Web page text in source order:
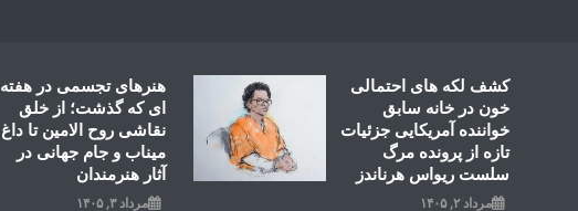
هنرهای تجسمی در هفته
ای که گذشت؛ از خلق
نقاشی روح الامین تا داغ
میناب و جام جهانی در
آثار هنرمندان
مرداد ۳, ۱۴۰۵
کشف لکه های احتمالی
خون در خانه سابق
خواننده آمریکایی جزئیات
تازه از پرونده مرگ
سلست ریواس هرناندز
مرداد ۲, ۱۴۰۵